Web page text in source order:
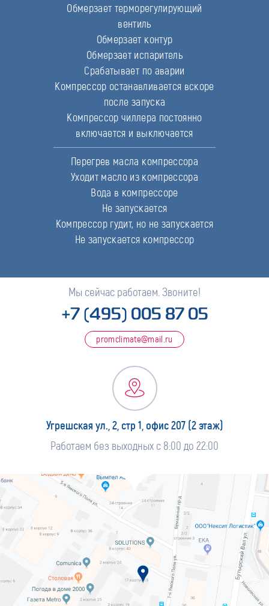
Обмерзает терморегулирующий
вентиль
Обмерзает контур
Обмерзает испаритель
Срабатывает по аварии
Компрессор останавливается вскоре
после запуска
Компрессор чиллера постоянно
включается и выключается
Перегрев масла компрессора
Уходит масло из компрессора
Вода в компрессоре
Не запускается
Компрессор гудит, но не запускается
Не запускается компрессор
Мы сейчас работаем. Звоните!
+7 (495) 005 87 05
promclimate@mail.ru
Угрешская ул., 2, стр 1, офис 207 (2 этаж)
Работаем без выходных с 8:00 до 22:00